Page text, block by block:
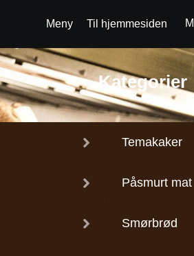
Meny Til hjemmesiden
Kategorier
Temakaker
Påsmurt mat
Smørbrød